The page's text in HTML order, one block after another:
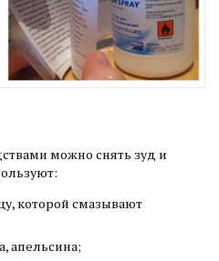
можно снять зуд и
которой смазывают
апельсина;